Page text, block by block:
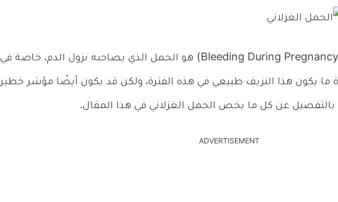
الحمل الغزلاني (بالانجليزي Bleeding During Pregnancy) هو الحمل الذي يصاحبه نزول الدم، خاصة في
ما يكون هذا النزيف طبيعي في هذه الفترة، ولكن قد يكون أيضًا مؤشر خطير
بالتفصيل عن كل ما يخص الحمل الغزلاني في هذا المقال.
ADVERTISEMENT